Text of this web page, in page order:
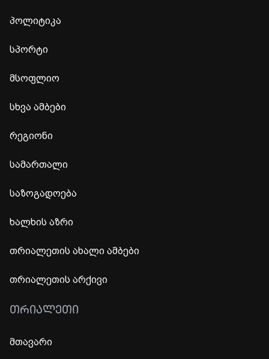
პოლიტიკა
სპორტი
მსოფლიო
სხვა ამბები
რეგიონი
სამართალი
საზოგადოება
ხალხის აზრი
თრიალეთის ახალი ამბები
თრიალეთის არქივი
ᲗᲠᲘᲐᲚᲔᲗᲘ
მთავარი